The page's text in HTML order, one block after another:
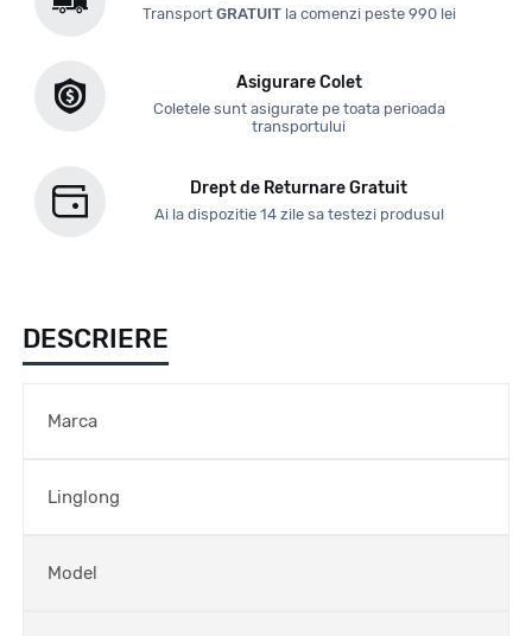
Transport GRATUITla comenzi peste 990 lei
Asigurare Colet
Coletele sunt asigurate pe toata perioada
transportului
Drept de Returnare Gratuit
Ai la dispozitie 14 zile sa testezi produsul
DESCRIERE
Marca
Linglong
Model